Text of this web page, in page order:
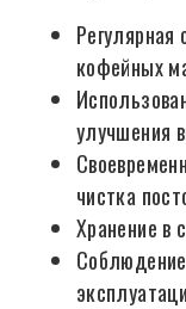
Регулярная
кофейных
улучшения
чистка
Хранение в